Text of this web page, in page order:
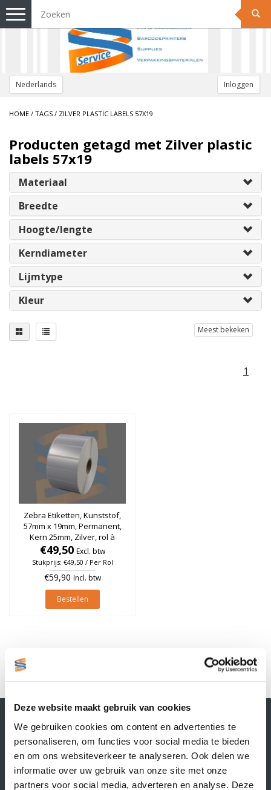
Deze website maakt gebruik van cookies
We gebruiken cookies om content en advertenties te
personaliseren, om functies voor social media te bieden
en om ons websiteverkeer te analyseren. Ook delen we
informatie over uw gebruik van onze site met onze
partners voor social media, adverteren en analyse. Deze
Nederlands Inloggen
Toggle
navigation
HOME / TAGS / ZILVER PLASTIC LABELS 57X19
Producten getagd met Zilver plastic
labels 57x19
Materiaal
Breedte
Hoogte/lengte
Kerndiameter
Lijmtype
Kleur
Meest bekeken
1
Zebra Etiketten, Kunststof,
57mm x 19mm, Permanent,
Kern 25mm, Zilver, rol à
3.350 stuks
€49,50 Excl. btw
Stukprijs: €49,50 / Per Rol
€59,90 Incl. btw
Bestellen
1
Contactgegevens
Supply Service B.V.
Nijverheidsstraat 25-K
3861 RJ Nijkerk
info@supplyservice.nl
+31 33 468 13 42